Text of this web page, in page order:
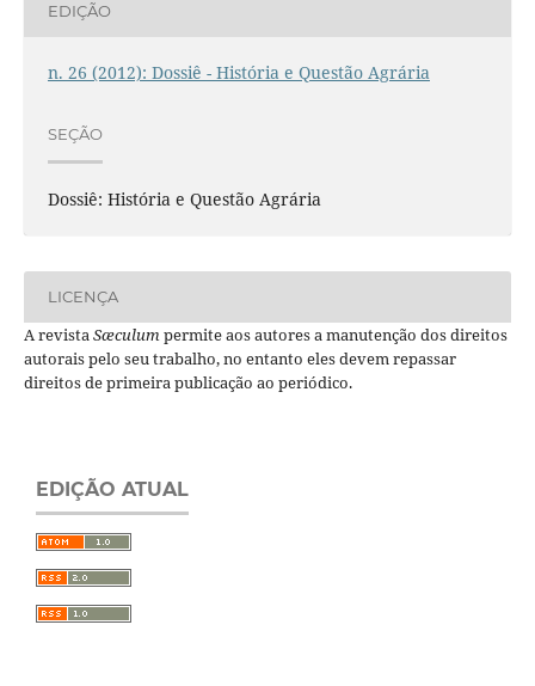
EDIÇÃO
n. 26 (2012): Dossiê - História e Questão Agrária
SEÇÃO
Dossiê: História e Questão Agrária
LICENÇA
A revistaSæculumpermite aos autores a manutenção dos direitos
autorais pelo seu trabalho, no entanto eles devem repassar
direitos de primeira publicação ao periódico.
EDIÇÃO ATUAL